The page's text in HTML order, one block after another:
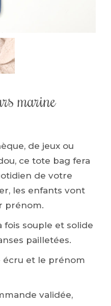
marine
de jeux ou
ce tote bag fera
de votre
les enfants vont
prénom.
fois souple et solide
pailletées.
écru et le prénom
validée,